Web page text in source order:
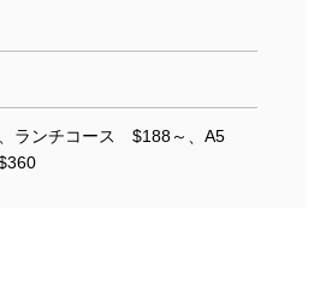
ランチコース $188～、A5